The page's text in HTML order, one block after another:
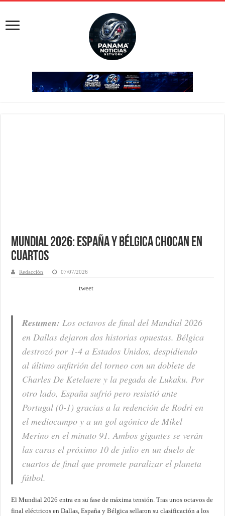
Mundial 2026: España y Bélgica chocan en
cuartos
Redacción 07/07/2026
tweet
Resumen: Los octavos de final del Mundial 2026
en Dallas dejaron dos historias opuestas. Bélgica
destrozó por 1-4 a Estados Unidos, despidiendo
al último anfitrión del torneo con un doblete de
Charles De Ketelaere y la pegada de Lukaku. Por
otro lado, España sufrió pero resistió ante
Portugal (0-1) gracias a la redención de Rodri en
el mediocampo y a un gol agónico de Mikel
Merino en el minuto 91. Ambos gigantes se verán
las caras el próximo 10 de julio en un duelo de
cuartos de final que promete paralizar el planeta
fútbol.
El Mundial 2026 entra en su fase de máxima tensión. Tras unos octavos de
final eléctricos en Dallas, España y Bélgica sellaron su clasificación a los